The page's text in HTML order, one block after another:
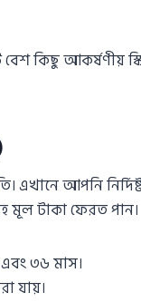
বেশ কিছু আকর্ষণীয়
আপনি
মূল টাকা ফেরত পান।
৩৬ মাস।
যায়।